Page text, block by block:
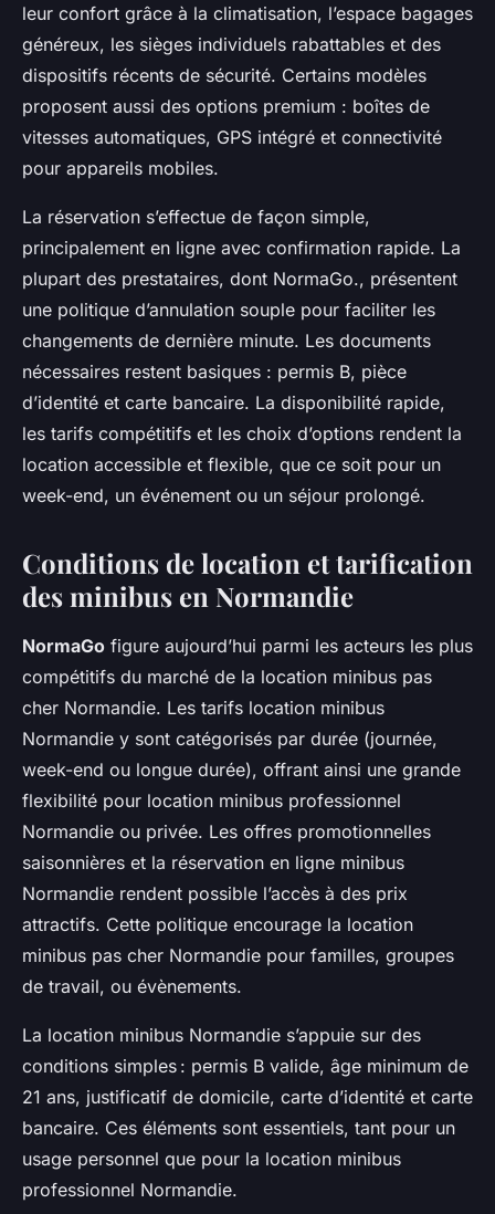
leur confort grâce à la climatisation, l’espace bagages
généreux, les sièges individuels rabattables et des
dispositifs récents de sécurité. Certains modèles
proposent aussi des options premium : boîtes de
vitesses automatiques, GPS intégré et connectivité
pour appareils mobiles.
La réservation s’effectue de façon simple,
principalement en ligne avec confirmation rapide. La
plupart des prestataires, dont NormaGo., présentent
une politique d’annulation souple pour faciliter les
changements de dernière minute. Les documents
nécessaires restent basiques : permis B, pièce
d’identité et carte bancaire. La disponibilité rapide,
les tarifs compétitifs et les choix d’options rendent la
location accessible et flexible, que ce soit pour un
week-end, un événement ou un séjour prolongé.
Conditions de location et tarification
des minibus en Normandie
NormaGo figure aujourd’hui parmi les acteurs les plus
compétitifs du marché de la location minibus pas
cher Normandie. Les tarifs location minibus
Normandie y sont catégorisés par durée (journée,
week-end ou longue durée), offrant ainsi une grande
flexibilité pour location minibus professionnel
Normandie ou privée. Les offres promotionnelles
saisonnières et la réservation en ligne minibus
Normandie rendent possible l’accès à des prix
attractifs. Cette politique encourage la location
minibus pas cher Normandie pour familles, groupes
de travail, ou évènements.
La location minibus Normandie s’appuie sur des
conditions simples : permis B valide, âge minimum de
21 ans, justificatif de domicile, carte d’identité et carte
bancaire. Ces éléments sont essentiels, tant pour un
usage personnel que pour la location minibus
professionnel Normandie.